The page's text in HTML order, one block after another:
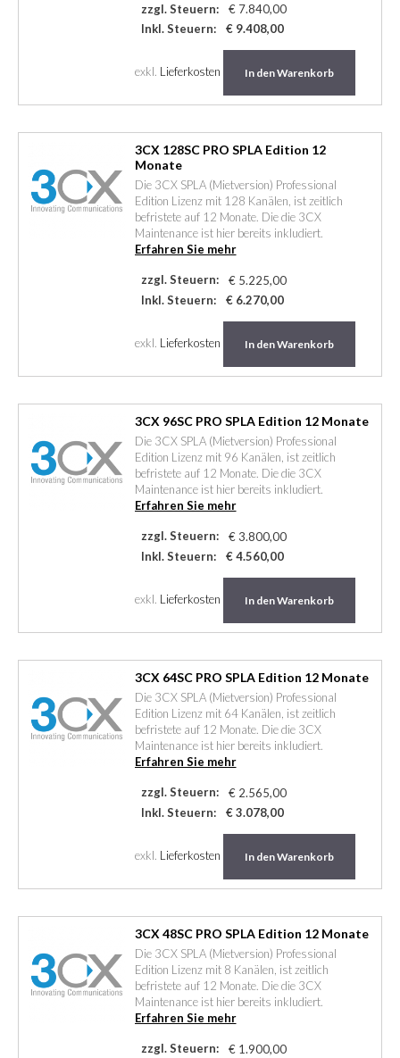
zzgl. Steuern:
€ 7.840,00
Inkl. Steuern:
€ 9.408,00
exkl. Lieferkosten In den Warenkorb
3CX 128SC PRO SPLA Edition 12
Monate
Die 3CX SPLA (Mietversion) Professional
Edition Lizenz mit 128 Kanälen, ist zeitlich
befristete auf 12 Monate. Die die 3CX
Maintenance ist hier bereits inkludiert.
Erfahren Sie mehr
zzgl. Steuern:
€ 5.225,00
Inkl. Steuern:
€ 6.270,00
exkl. Lieferkosten In den Warenkorb
3CX 96SC PRO SPLA Edition 12 Monate
Die 3CX SPLA (Mietversion) Professional
Edition Lizenz mit 96 Kanälen, ist zeitlich
befristete auf 12 Monate. Die die 3CX
Maintenance ist hier bereits inkludiert.
Erfahren Sie mehr
zzgl. Steuern:
€ 3.800,00
Inkl. Steuern:
€ 4.560,00
exkl. Lieferkosten In den Warenkorb
3CX 64SC PRO SPLA Edition 12 Monate
Die 3CX SPLA (Mietversion) Professional
Edition Lizenz mit 64 Kanälen, ist zeitlich
befristete auf 12 Monate. Die die 3CX
Maintenance ist hier bereits inkludiert.
Erfahren Sie mehr
zzgl. Steuern:
€ 2.565,00
Inkl. Steuern:
€ 3.078,00
exkl. Lieferkosten In den Warenkorb
3CX 48SC PRO SPLA Edition 12 Monate
Die 3CX SPLA (Mietversion) Professional
Edition Lizenz mit 8 Kanälen, ist zeitlich
befristete auf 12 Monate. Die die 3CX
Maintenance ist hier bereits inkludiert.
Erfahren Sie mehr
zzgl. Steuern:
€ 1.900,00